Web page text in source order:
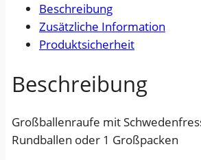
l
l
e
r
u
f
Beschreibung
Zusätzliche Information
Produktsicherheit
Beschreibung
Großballenraufe mit
Rundballen oder 1 Großpacken